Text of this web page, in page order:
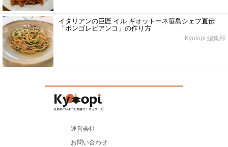
イタリアンの巨匠 イル ギオットーネ笹島シェフ直伝
「ボンゴレビアンコ」の作り方
Kyotopi 編集部
運営会社
お問い合わせ